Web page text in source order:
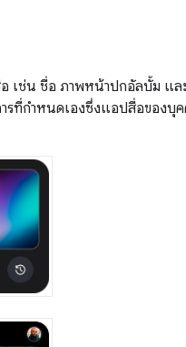
ช่น ชื่อ ภาพหน้าปกอัลบั้ม แล
รที่กำหนดเองซึ่งแอปสื่อของบุค